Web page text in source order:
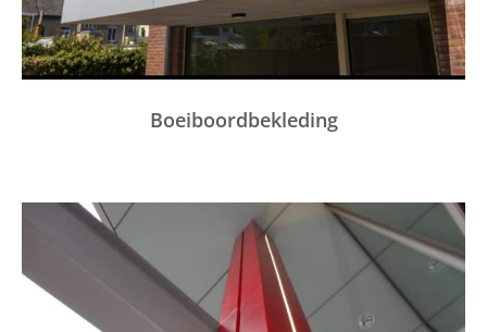
Boeiboordbekleding